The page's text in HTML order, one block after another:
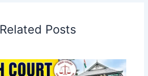
Related Posts